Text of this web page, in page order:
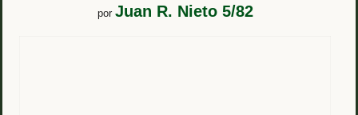
por Juan R. Nieto 5/82